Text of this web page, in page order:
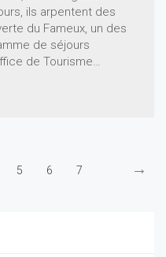
ils arpentent des
du Fameux, un des
de séjours
de Tourisme…
5 6 7 →